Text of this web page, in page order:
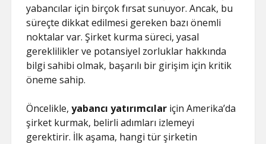
YOUTUBE DISLIKE YÜKLEME HILESI
yabancılar için birçok fırsat sunuyor. Ancak, bu
süreçte dikkat edilmesi gereken bazı önemli
noktalar var. Şirket kurma süreci, yasal
gereklilikler ve potansiyel zorluklar hakkında
bilgi sahibi olmak, başarılı bir girişim için kritik
öneme sahip.
Öncelikle,yabancı yatırımcılar için Amerika’da
şirket kurmak, belirli adımları izlemeyi
gerektirir. İlk aşama, hangi tür şirketin